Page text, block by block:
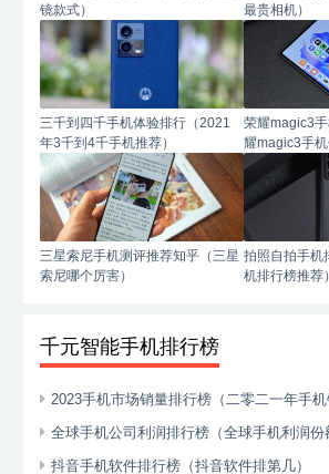
镜款式）
最贵相机）
三千到四千手机体验排行（2021
年3千到4千手机推荐）
荣耀magic3
耀magic3手机
三星索尼手机测评推荐知乎（三星
索尼哪个厉害）
拍照自拍手机
机排行榜推荐）
千元智能手机排行榜
2023手机市场销量排行榜（二零二一年手机
全球手机公司利润排行榜（全球手机利润份
抖音手机软件排行榜（抖音软件排第几）